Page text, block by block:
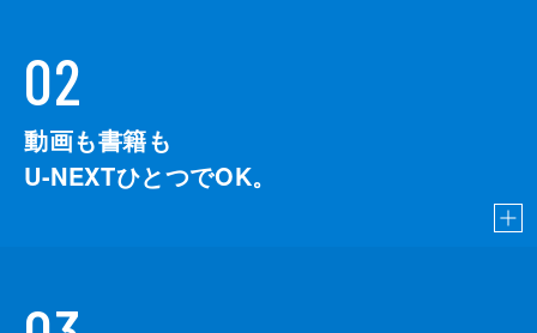
02
動画も書籍も
U-NEXTひとつでOK。